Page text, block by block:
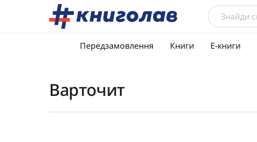
Передзамовлення Книги Е-книги
Варточит